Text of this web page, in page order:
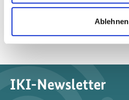
Ablehnen
mehr News
IKI-Newsletter